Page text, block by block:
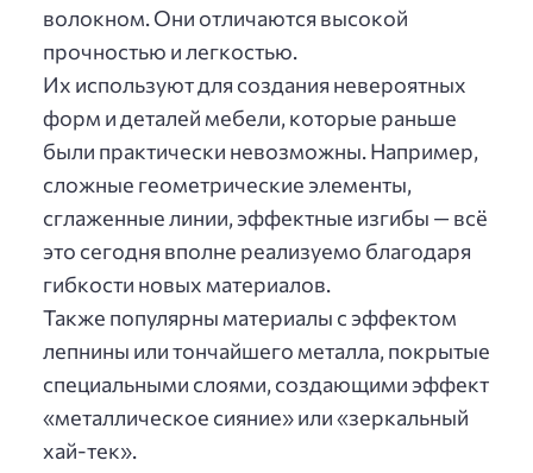
волокном. Они отличаются высокой
прочностью и легкостью.
Их используют для создания невероятных
форм и деталей мебели, которые раньше
были практически невозможны. Например,
сложные геометрические элементы,
сглаженные линии, эффектные изгибы — всё
это сегодня вполне реализуемо благодаря
гибкости новых материалов.
Также популярны материалы с эффектом
лепнины или тончайшего металла, покрытые
специальными слоями, создающими эффект
«металлическое сияние» или «зеркальный
хай-тек».